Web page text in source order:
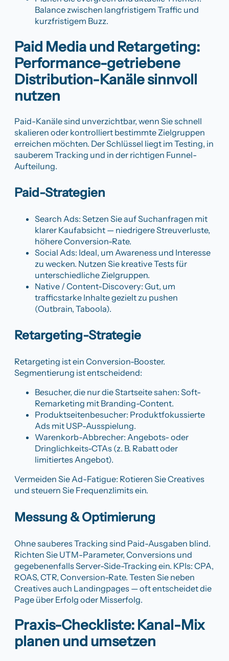
Balance zwischen langfristigem Traffic und
kurzfristigem Buzz.
Paid Media und Retargeting:
Performance-getriebene
Distribution-Kanäle sinnvoll
nutzen
Paid-Kanäle sind unverzichtbar, wenn Sie schnell
skalieren oder kontrolliert bestimmte Zielgruppen
erreichen möchten. Der Schlüssel liegt im Testing, in
sauberem Tracking und in der richtigen Funnel-
Aufteilung.
Paid-Strategien
Search Ads: Setzen Sie auf Suchanfragen mit
klarer Kaufabsicht — niedrigere Streuverluste,
höhere Conversion-Rate.
Social Ads: Ideal, um Awareness und Interesse
zu wecken. Nutzen Sie kreative Tests für
unterschiedliche Zielgruppen.
Native / Content-Discovery: Gut, um
trafficstarke Inhalte gezielt zu pushen
(Outbrain, Taboola).
Retargeting-Strategie
Retargeting ist ein Conversion-Booster.
Segmentierung ist entscheidend:
Besucher, die nur die Startseite sahen: Soft-
Remarketing mit Branding-Content.
Produktseitenbesucher: Produktfokussierte
Ads mit USP-Ausspielung.
Warenkorb-Abbrecher: Angebots- oder
Dringlichkeits-CTAs (z. B. Rabatt oder
limitiertes Angebot).
Vermeiden Sie Ad-Fatigue: Rotieren Sie Creatives
und steuern Sie Frequenzlimits ein.
Messung & Optimierung
Ohne sauberes Tracking sind Paid-Ausgaben blind.
Richten Sie UTM-Parameter, Conversions und
gegebenenfalls Server-Side-Tracking ein. KPIs: CPA,
ROAS, CTR, Conversion-Rate. Testen Sie neben
Creatives auch Landingpages — oft entscheidet die
Page über Erfolg oder Misserfolg.
Praxis-Checkliste: Kanal-Mix
planen und umsetzen